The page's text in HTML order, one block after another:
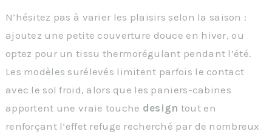
N’hésitez pas à varier les plaisirs selon la saison :
ajoutez une petite couverture douce en hiver, ou
optez pour un tissu thermorégulant pendant l’été.
Les modèles surélevés limitent parfois le contact
avec le sol froid, alors que les paniers-cabines
apportent une vraie touche design tout en
renforçant l’effet refuge recherché par de nombreux